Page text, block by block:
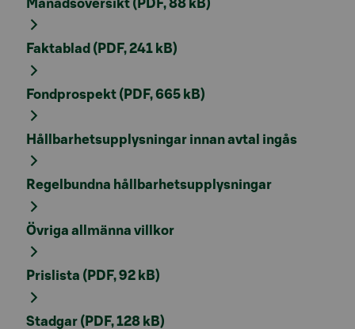
Månadsöversikt (PDF, 88 kB)
Faktablad (PDF, 241 kB)
Fondprospekt (PDF, 665 kB)
Hållbarhetsupplysningar innan avtal ingås
Regelbundna hållbarhetsupplysningar
Övriga allmänna villkor
Prislista (PDF, 92 kB)
Stadgar (PDF, 128 kB)